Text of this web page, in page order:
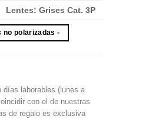
Lentes: Grises Cat. 3P
no polarizadas -
días laborables (lunes a
con el de nuestras
de regalo es exclusiva